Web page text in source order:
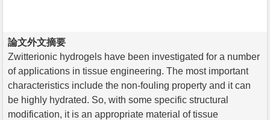
論文外文摘要
Zwitterionic hydrogels have been investigated for a number
of applications in tissue engineering. The most important
characteristics include the non-fouling property and it can
be highly hydrated. So, with some specific structural
modification, it is an appropriate material of tissue